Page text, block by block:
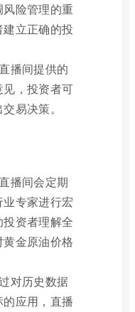
险管理的重
立正确的投
播间提供的
，投资者可
易决策。
播间会定期
专家进行宏
资者理解全
金原油价格
对历史数据
应用，直播